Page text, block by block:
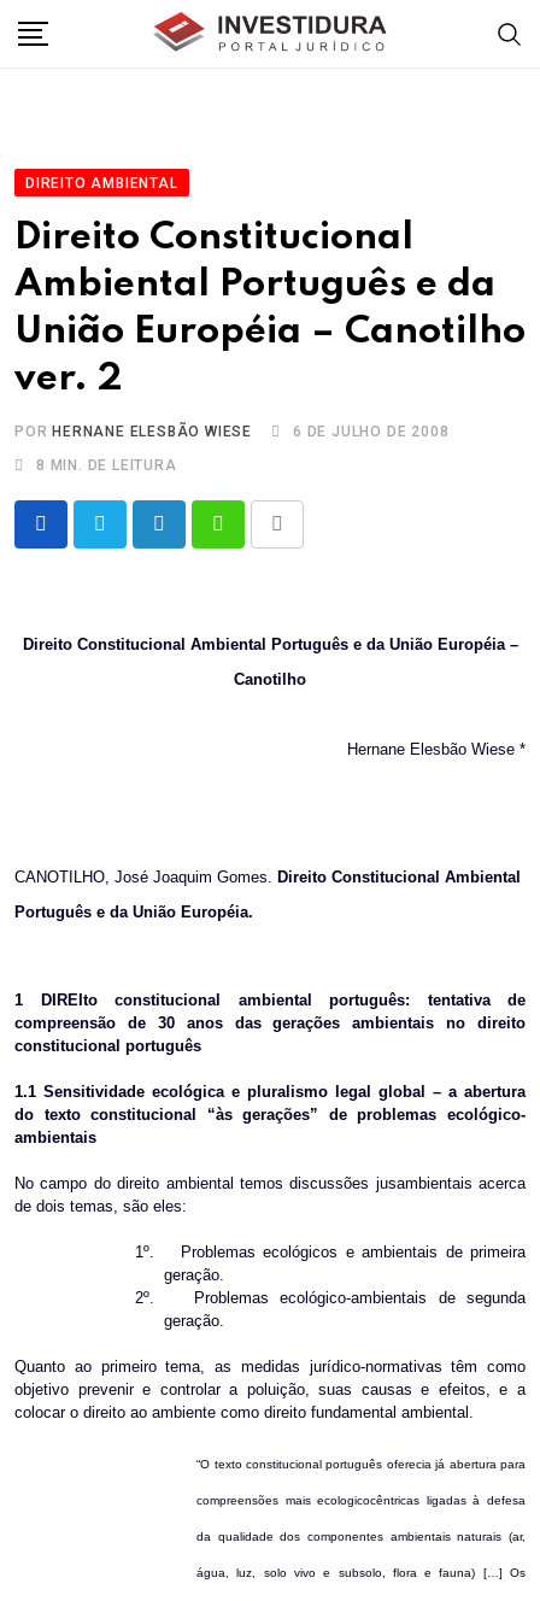
DIREITO AMBIENTAL
Direito Constitucional
Ambiental Português e da
União Européia – Canotilho
ver. 2
POR HERNANE ELESBÃO WIESE
6 DE JULHO DE 2008
8 MIN. DE LEITURA
LinkedIn WhatsappShare
Direito Constitucional Ambiental Português e da União Européia –
Canotilho
Hernane Elesbão Wiese *
CANOTILHO, José Joaquim Gomes. Direito Constitucional Ambiental
Português e da União Européia.
1
DIREIto constitucional ambiental português: tentativa de
compreensão de 30 anos das gerações ambientais no direito
constitucional português
1.1 Sensitividade ecológica e pluralismo legal global – a abertura
do texto constitucional “às gerações” de problemas ecológico-
ambientais
No campo do direito ambiental temos discussões jusambientais acerca
de dois temas, são eles:
1º.
Problemas ecológicos e ambientais de primeira
geração.
2º.
Problemas ecológico-ambientais de segunda
geração.
Quanto ao primeiro tema, as medidas jurídico-normativas têm como
objetivo prevenir e controlar a poluição, suas causas e efeitos, e a
colocar o direito ao ambiente como direito fundamental ambiental.
“O texto constitucional português oferecia já abertura para
compreensões mais ecologicocêntricas ligadas à defesa
da qualidade dos componentes ambientais naturais (ar,
água, luz, solo vivo e subsolo, flora e fauna) […] Os